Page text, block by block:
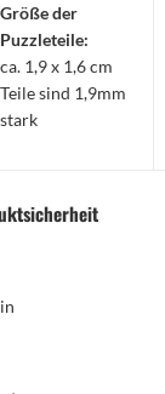
Größe der
Puzzleteile:
ca. 1,9 x 1,6 cm
Teile sind 1,9mm
stark